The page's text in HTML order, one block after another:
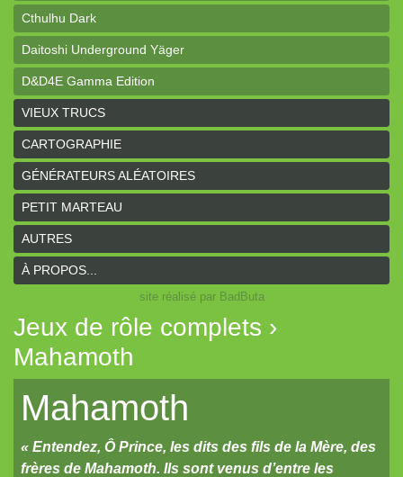
Cthulhu Dark
Daitoshi Underground Yäger
D&D4E Gamma Edition
dK de poche
Donjon de poche
Draconis
Le GRIT
Guerriers, Voleurs & Magiciens
Hunters of the Unknown
Le Pas du Cavalier
Mahamoth
Merkhos
Metal-Vampire
VIEUX TRUCS
CARTOGRAPHIE
GÉNÉRATEURS ALÉATOIRES
PETIT MARTEAU
AUTRES
À PROPOS...
site réalisé par BadButa
Jeux de rôle complets ›
Mahamoth
Mahamoth
« Entendez, Ô Prince, les dits des fils de la Mère, des
frères de Mahamoth. Ils sont venus d’entre les